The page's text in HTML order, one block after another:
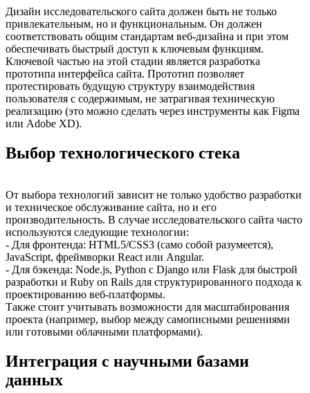
Дизайн исследовательского сайта должен быть не только
привлекательным, но и функциональным. Он должен
соответствовать общим стандартам веб-дизайна и при этом
обеспечивать быстрый доступ к ключевым функциям.
Ключевой частью на этой стадии является разработка
прототипа интерфейса сайта. Прототип позволяет
протестировать будущую структуру взаимодействия
пользователя с содержимым, не затрагивая техническую
реализацию (это можно сделать через инструменты как Figma
или Adobe XD).
Выбор технологического стека
От выбора технологий зависит не только удобство разработки
и техническое обслуживание сайта, но и его
производительность. В случае исследовательского сайта часто
используются следующие технологии:
- Для фронтенда: HTML5/CSS3 (само собой разумеется),
JavaScript, фреймворки React или Angular.
- Для бэкенда: Node.js, Python с Django или Flask для быстрой
разработки и Ruby on Rails для структурированного подхода к
проектированию веб-платформы.
Также стоит учитывать возможности для масштабирования
проекта (например, выбор между самописными решениями
или готовыми облачными платформами).
Интеграция с научными базами
данных